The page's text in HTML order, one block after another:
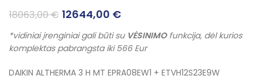
18063,00€ Original
was:
18063,00 €.
12644,00 €Current
is:
12644,00 €.
*vidiniai įrenginiai gali būti su VĖSINIMOfunkcija, dėl kurios
komplektas pabrangsta iki 566 Eur
DAIKIN ALTHERMA 3 H MT EPRA08EW1 + ETVH12S23E9W